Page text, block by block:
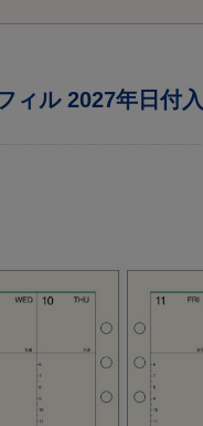
ィル 2027年日付